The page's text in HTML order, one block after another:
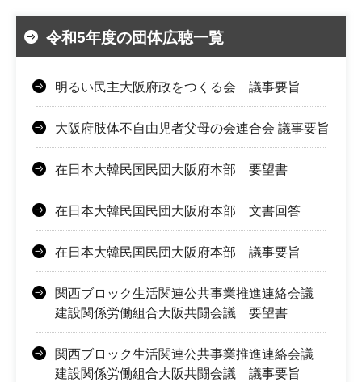
令和5年度の団体広聴一覧
明るい民主大阪府政をつくる会 議事要旨
大阪府肢体不自由児者父母の会連合会 議事要旨
在日本大韓民国民団大阪府本部 要望書
在日本大韓民国民団大阪府本部 文書回答
在日本大韓民国民団大阪府本部 議事要旨
関西ブロック生活関連公共事業推進連絡会議
建設関係労働組合大阪共闘会議 要望書
関西ブロック生活関連公共事業推進連絡会議
建設関係労働組合大阪共闘会議 議事要旨